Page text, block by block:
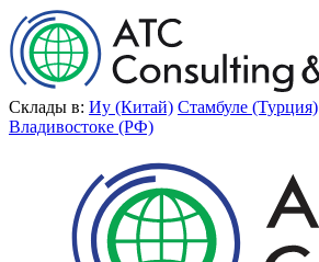
Склады в: Иу (Китай) Стамбуле (Турция)
Владивостоке (РФ)